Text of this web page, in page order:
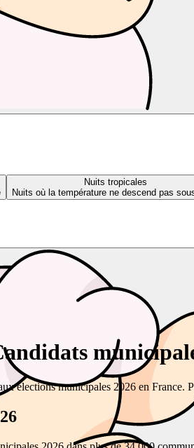
Nuits tropicales
Nuits où la température ne descend pas
élections municipales 2026 en France.